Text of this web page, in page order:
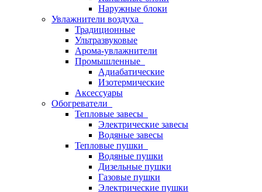
Наружные блоки
Увлажнители воздуха
Традиционные
Ультразвуковые
Арома-увлажнители
Промышленныe
Адиабатические
Изотермические
Аксессуары
Обогреватели
Тепловые завесы
Электрические завесы
Водяные завесы
Тепловые пушки
Водяные пушки
Дизельные пушки
Газовые пушки
Электрические пушки